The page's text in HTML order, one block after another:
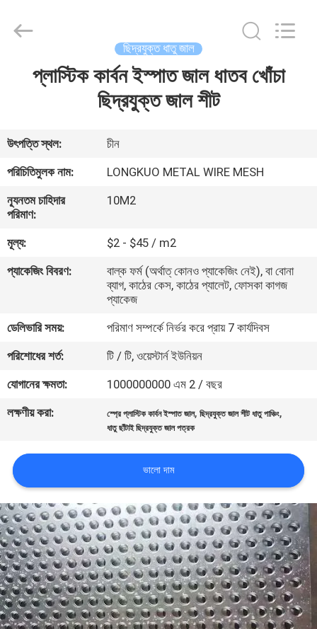
ভিডিও
আমাদের
সম্পর্কে
কারখানা
মান
নিয়ন্ত্রণ
যোগাযোগ
করুন
উদ্ধৃতির
জন্য
আবেদন
সাইট
ম্যাপ
Enterprise
Management
ছিদ্রযুক্ত ধাতু জাল
প্লাস্টিক কার্বন ইস্পাত জাল ধাতব খোঁচা
ছিদ্রযুক্ত জাল শীট
উৎপত্তি স্থল:
চীন
পরিচিতিমুলক নাম:
LONGKUO METAL WIRE MESH
ন্যূনতম চাহিদার
পরিমাণ:
10M2
মূল্য:
$2 - $45 / m2
প্যাকেজিং বিবরণ:
বাল্ক ফর্ম (অর্থাত্ কোনও প্যাকেজিং নেই), বা বোনা
ব্যাগ, কাঠের কেস, কাঠের প্যালেট, ফোসকা কাগজ
প্যাকেজ
ডেলিভারি সময়:
পরিমাণ সম্পর্কে নির্ভর করে প্রায় 7 কার্যদিবস
পরিশোধের শর্ত:
টি / টি, ওয়েস্টার্ন ইউনিয়ন
যোগানের ক্ষমতা:
1000000000 এম 2 / বছর
লক্ষণীয় করা:
স্প্রে প্লাস্টিক কার্বন ইস্পাত জাল,ছিদ্রযুক্ত জাল শীট ধাতু পাঞ্চিং,
ধাতু ছাঁটাই ছিদ্রযুক্ত জাল পত্রক
ভালো দাম